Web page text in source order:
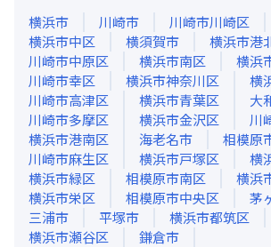
横浜市
川崎市 川崎市川崎区
横浜市中区
横須賀市
横浜市港
川崎市中原区
横浜市南区
横浜
川崎市幸区
横浜市神奈川区
横
川崎市高津区
横浜市青葉区 大
川崎市多摩区
横浜市金沢区
川
横浜市港南区
海老名市
相模原
川崎市麻生区
横浜市戸塚区
横
横浜市緑区
相模原市南区
横浜
横浜市栄区
相模原市中央区
茅
三浦市
平塚市 横浜市都筑区
横浜市瀬谷区
鎌倉市